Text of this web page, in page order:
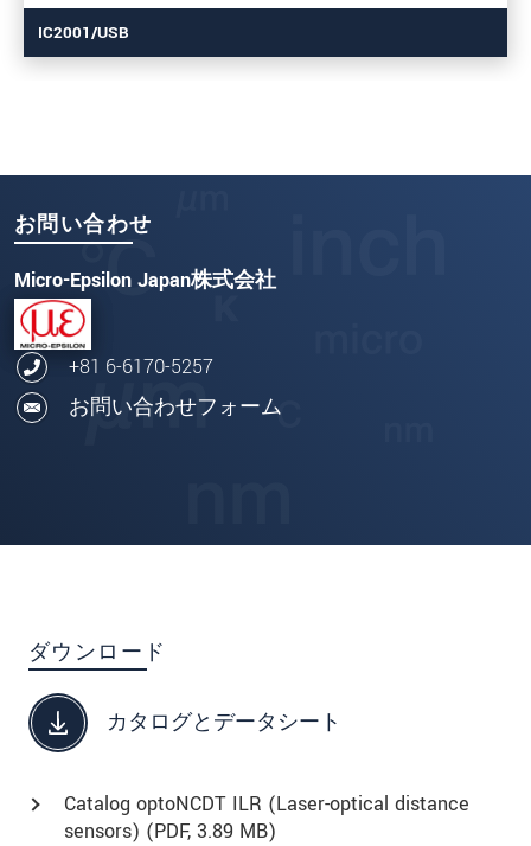
IC2001/USB
お問い合わせ
Micro-Epsilon Japan株式会社
+81 6-6170-5257
お問い合わせフォーム
ダウンロード
カタログとデータシート
Catalog optoNCDT ILR (Laser-optical distance
sensors) (PDF, 3.89 MB)